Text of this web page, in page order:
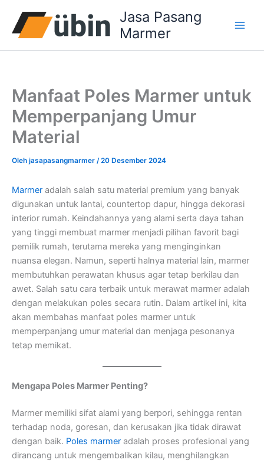
konten
Jasa Pasang
Marmer
Manfaat Poles Marmer untuk
Memperpanjang Umur
Material
Oleh jasapasangmarmer /20 Desember 2024
Marmer adalah salah satu material premium yang banyak
digunakan untuk lantai, countertop dapur, hingga dekorasi
interior rumah. Keindahannya yang alami serta daya tahan
yang tinggi membuat marmer menjadi pilihan favorit bagi
pemilik rumah, terutama mereka yang menginginkan
nuansa elegan. Namun, seperti halnya material lain, marmer
membutuhkan perawatan khusus agar tetap berkilau dan
awet. Salah satu cara terbaik untuk merawat marmer adalah
dengan melakukan poles secara rutin. Dalam artikel ini, kita
akan membahas manfaat poles marmer untuk
memperpanjang umur material dan menjaga pesonanya
tetap memikat.
Mengapa Poles Marmer Penting?
Marmer memiliki sifat alami yang berpori, sehingga rentan
terhadap noda, goresan, dan kerusakan jika tidak dirawat
dengan baik. Poles marmer adalah proses profesional yang
dirancang untuk mengembalikan kilau, menghilangkan